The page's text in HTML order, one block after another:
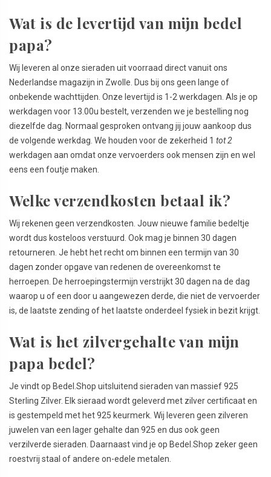
Wat is de levertijd van mijn bedel
papa?
Wij leveren al onze sieraden uit voorraad direct vanuit ons
Nederlandse magazijn in Zwolle. Dus bij ons geen lange of
onbekende wachttijden. Onze levertijd is 1-2 werkdagen. Als je op
werkdagen voor 13.00u bestelt, verzenden we je bestelling nog
diezelfde dag. Normaal gesproken ontvang jij jouw aankoop dus
de volgende werkdag. We houden voor de zekerheid 1 tot 2
werkdagen aan omdat onze vervoerders ook mensen zijn en wel
eens een foutje maken.
Welke verzendkosten betaal ik?
Wij rekenen geen verzendkosten. Jouw nieuwe familie bedeltje
wordt dus kosteloos verstuurd. Ook mag je binnen 30 dagen
retourneren. Je hebt het recht om binnen een termijn van 30
dagen zonder opgave van redenen de overeenkomst te
herroepen. De herroepingstermijn verstrijkt 30 dagen na de dag
waarop u of een door u aangewezen derde, die niet de vervoerder
is, de laatste zending of het laatste onderdeel fysiek in bezit krijgt.
Wat is het zilvergehalte van mijn
papa bedel?
Je vindt op Bedel.Shop uitsluitend sieraden van massief 925
Sterling Zilver. Elk sieraad wordt geleverd met zilver certificaat en
is gestempeld met het 925 keurmerk. Wij leveren geen zilveren
juwelen van een lager gehalte dan 925 en dus ook geen
verzilverde sieraden. Daarnaast vind je op Bedel.Shop zeker geen
roestvrij staal of andere on-edele metalen.